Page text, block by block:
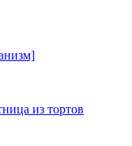
из тортов